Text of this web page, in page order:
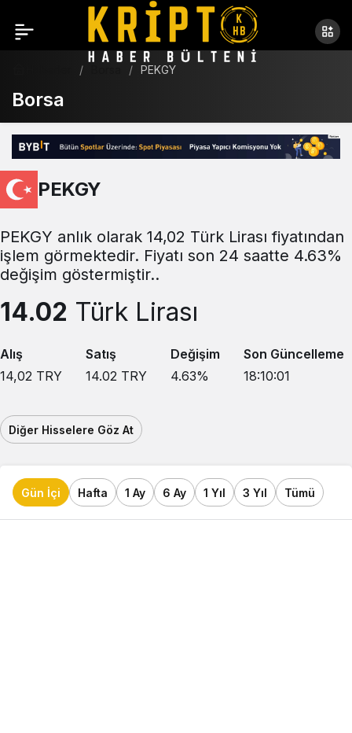
PEKGY
Borsa
PEKGY
PEKGY anlık olarak 14,02 Türk Lirası fiyatından
işlem görmektedir. Fiyatı son 24 saatte 4.63%
değişim göstermiştir..
14.02 Türk Lirası
Alış
14,02 TRY
Satış
14.02 TRY
Değişim
4.63%
Son Güncelleme
18:10:01
Diğer Hisselere Göz At
Gün İçi Hafta 1 Ay 6 Ay 1 Yıl 3 Yıl Tümü